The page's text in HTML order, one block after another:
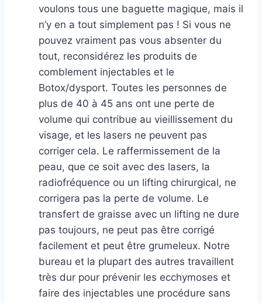
voulons tous une baguette magique, mais il
n’y en a tout simplement pas ! Si vous ne
pouvez vraiment pas vous absenter du
tout, reconsidérez les produits de
comblement injectables et le
Botox/dysport. Toutes les personnes de
plus de 40 à 45 ans ont une perte de
volume qui contribue au vieillissement du
visage, et les lasers ne peuvent pas
corriger cela. Le raffermissement de la
peau, que ce soit avec des lasers, la
radiofréquence ou un lifting chirurgical, ne
corrigera pas la perte de volume. Le
transfert de graisse avec un lifting ne dure
pas toujours, ne peut pas être corrigé
facilement et peut être grumeleux. Notre
bureau et la plupart des autres travaillent
très dur pour prévenir les ecchymoses et
faire des injectables une procédure sans